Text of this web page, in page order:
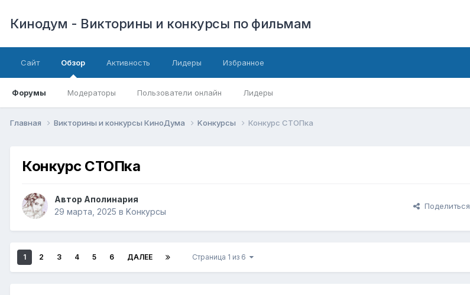
Кинодум - Викторины и конкурсы по фильмам
Сайт Обзор
Форумы Модераторы Пользователи онлайн Лидеры
Активность Лидеры Избранное
Главная Викторины и конкурсы КиноДума Kонкурсы Конкурс СТОПка
Конкурс СТОПка
Автор Аполинария
29 марта, 2025 в Kонкурсы
Поделиться
1 2 3 4 5 6 ДАЛЕЕ Страница 1 из 6